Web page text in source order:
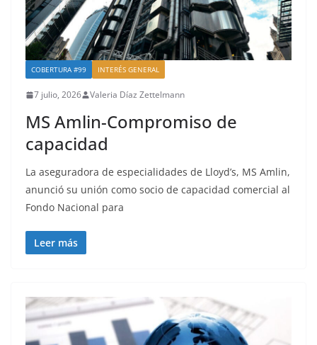
COBERTURA #99 INTERÉS GENERAL
7 julio, 2026 Valeria Díaz Zettelmann
MS Amlin-Compromiso de
capacidad
La aseguradora de especialidades de Lloyd’s, MS Amlin,
anunció su unión como socio de capacidad comercial al
Fondo Nacional para
Leer más